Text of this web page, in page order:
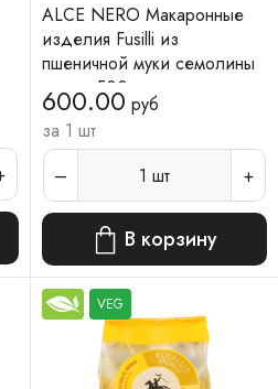
ALCE NERO Макаронные
изделия Fusilli из
пшеничной муки семолины
дурум 500 г
600.00 руб
за 1 шт
1 шт
В корзину
VEG